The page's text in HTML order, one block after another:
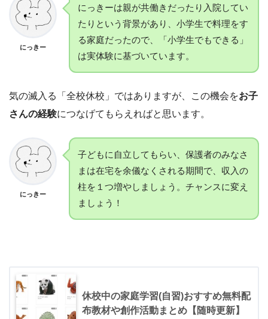
にっきー
にっきーは親が共働きだったり入院してい
たりという背景があり、小学生で料理をす
る家庭だったので、「小学生でもできる」
は実体験に基づいています。
気の滅入る「全校休校」ではありますが、この機会をお子
さんの経験につなげてもらえればと思います。
にっきー
子どもに自立してもらい、保護者のみなさ
まは在宅を余儀なくされる期間で、収入の
柱を１つ増やしましょう。チャンスに変え
ましょう！
休校中の家庭学習(自習)おすすめ無料配
布教材や創作活動まとめ【随時更新】